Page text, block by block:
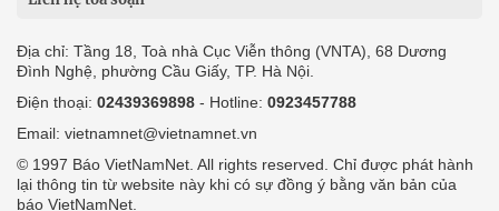
Địa chỉ: Tầng 18, Toà nhà Cục Viễn thông (VNTA), 68 Dương
Đình Nghệ, phường Cầu Giấy, TP. Hà Nội.
Điện thoại: 02439369898 - Hotline: 0923457788
Email: vietnamnet@vietnamnet.vn
© 1997 Báo VietNamNet. All rights reserved. Chỉ được phát hành
lại thông tin từ website này khi có sự đồng ý bằng văn bản của
báo VietNamNet.